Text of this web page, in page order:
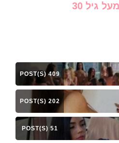
גיל 30
409 POST(S)
202 POST(S)
51 POST(S)